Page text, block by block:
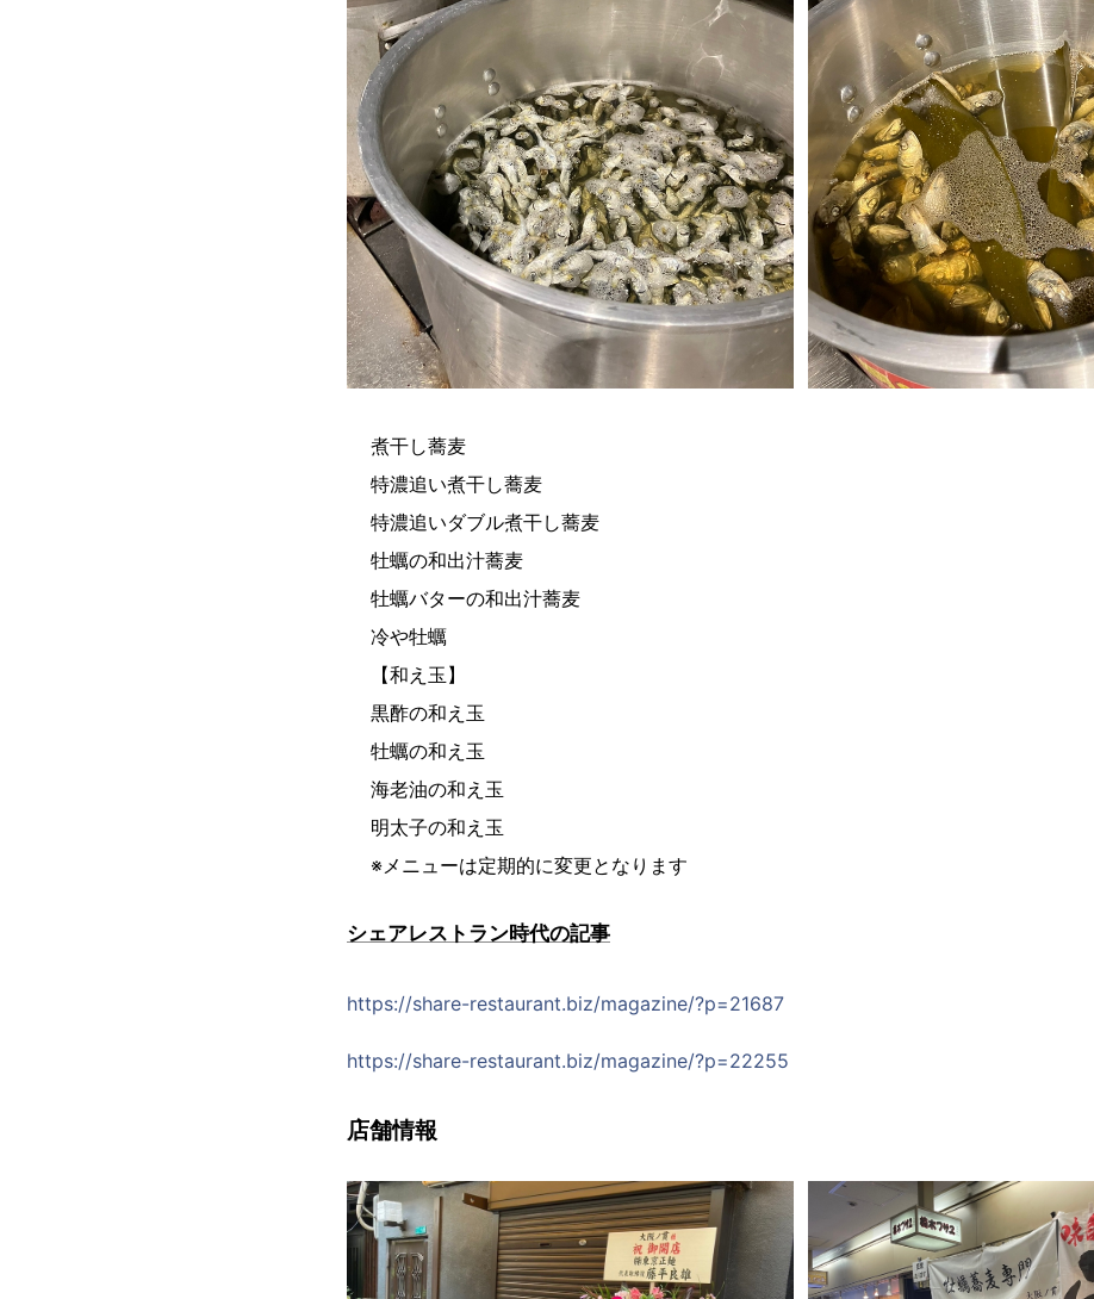
煮干し蕎麦
特濃追い煮干し蕎麦
特濃追いダブル煮干し蕎麦
牡蠣の和出汁蕎麦
牡蠣バターの和出汁蕎麦
冷や牡蠣
【和え玉】
黒酢の和え玉
牡蠣の和え玉
海老油の和え玉
明太子の和え玉
※メニューは定期的に変更となります
シェアレストラン時代の記事
https://share-restaurant.biz/magazine/?p=21687
https://share-restaurant.biz/magazine/?p=22255
店舗情報